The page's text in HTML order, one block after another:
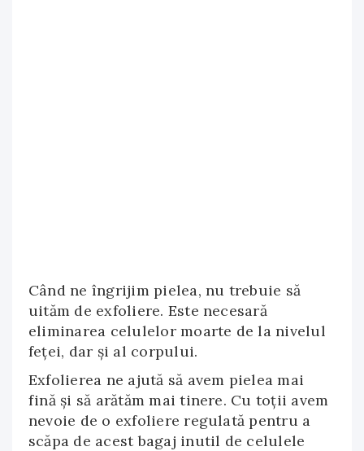
Când ne îngrijim pielea, nu trebuie să
uităm de exfoliere. Este necesară
eliminarea celulelor moarte de la nivelul
feţei, dar şi al corpului.
Exfolierea ne ajută să avem pielea mai
fină şi să arătăm mai tinere. Cu toţii avem
nevoie de o exfoliere regulată pentru a
scăpa de acest bagaj inutil de celulele